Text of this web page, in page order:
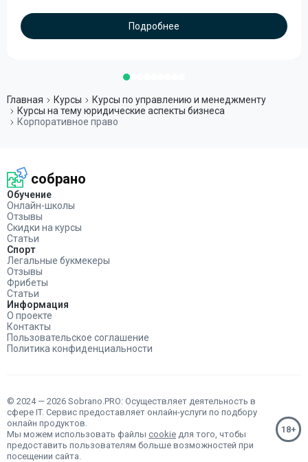
Подробнее
Главная Курсы
Курсы по управлению и менеджменту
Курсы на тему юридические аспекты бизнеса
Корпоративное право
собрано
Обучение
Онлайн-школы
Отзывы
Скидки на курсы
Статьи
Спорт
Легальные букмекеры
Отзывы
Фрибеты
Статьи
Информация
О проекте
Контакты
Пользовательское соглашение
Политика конфиденциальности
© 2024 — 2026 Sobrano.PRO: Осуществляет деятельность в
сфере IT. Сервис предоставляет онлайн-услуги по подбору
онлайн продуктов.
Мы можем использовать файлы cookie для того, чтобы
предоставить пользователям больше возможностей при
посещении сайта.